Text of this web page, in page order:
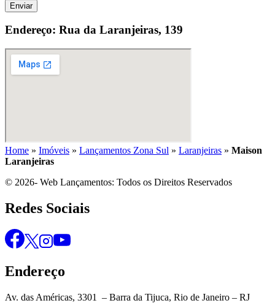
Enviar
Endereço: Rua da Laranjeiras, 139
Home » Imóveis » Lançamentos Zona Sul » Laranjeiras » Maison
Laranjeiras
© 2026- Web Lançamentos: Todos os Direitos Reservados
Redes Sociais
Endereço
Av. das Américas, 3301 – Barra da Tijuca, Rio de Janeiro – RJ